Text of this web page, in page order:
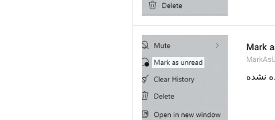
Mark
نشده